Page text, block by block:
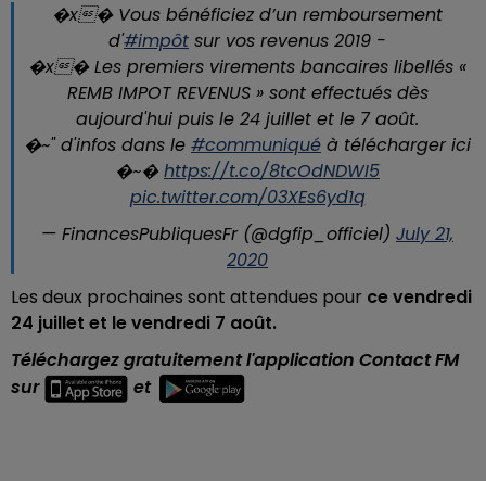
�x� Vous bénéficiez d’un remboursement
d'#impôt sur vos revenus 2019 -
�x� Les premiers virements bancaires libellés «
REMB IMPOT REVENUS » sont effectués dès
aujourd'hui puis le 24 juillet et le 7 août.
�~" d'infos dans le #communiqué à télécharger ici
�~�️https://t.co/8tcOdNDWI5
pic.twitter.com/03XEs6yd1q
— FinancesPubliquesFr (@dgfip_officiel) July 21,
2020
Les deux prochaines sont attendues pour ce vendredi
24 juillet et le vendredi 7 août.
Téléchargez gratuitement l'application Contact FM
sur
et